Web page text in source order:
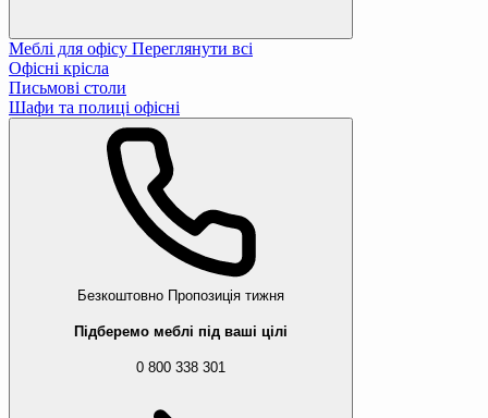
Меблі для офісу Переглянути всі
Офісні крісла
Письмові столи
Шафи та полиці офісні
Безкоштовно Пропозиція тижня
Підберемо меблі під ваші цілі
0 800 338 301